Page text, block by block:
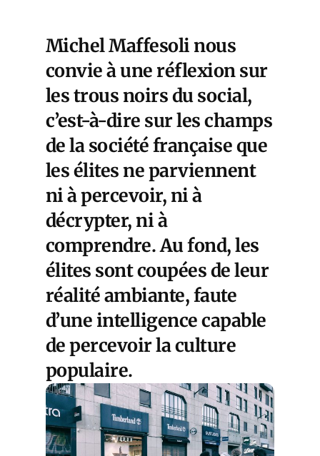
Michel Maffesoli nous
convie à une réflexion sur
les trous noirs du social,
c’est-à-dire sur les champs
de la société française que
les élites ne parviennent
ni à percevoir, ni à
décrypter, ni à
comprendre. Au fond, les
élites sont coupées de leur
réalité ambiante, faute
d’une intelligence capable
de percevoir la culture
populaire.